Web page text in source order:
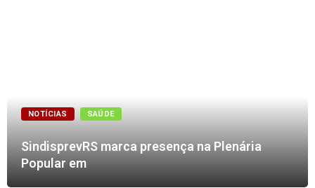
NOTÍCIAS SAÚDE
SindisprevRS marca presença na Plenária
Popular em